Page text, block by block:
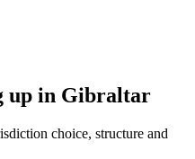
up in Gibraltar
choice, structure and